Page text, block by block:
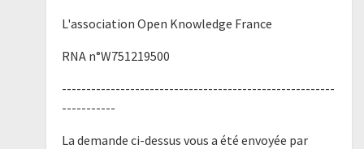
L'association Open Knowledge France
RNA n°W751219500
--------------------------------------------------------
-----------
La demande ci-dessus vous a été envoyée par